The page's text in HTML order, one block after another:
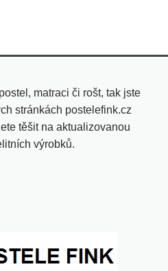
matraci či rošt, tak jste
stránkách postelefink.cz
těšit na aktualizovanou
výrobků.